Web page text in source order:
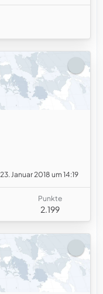
23. Januar 2018 um 14:19
Punkte
2.199